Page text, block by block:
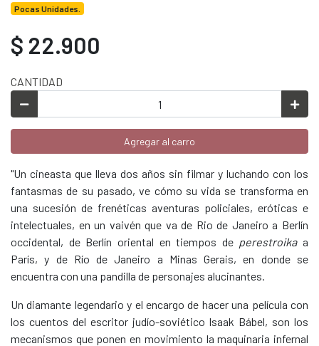
Pocas Unidades.
$ 22.900
CANTIDAD
Agregar al carro
"Un cineasta que lleva dos años sin filmar y luchando con los
fantasmas de su pasado, ve cómo su vida se transforma en
una sucesión de frenéticas aventuras policiales, eróticas e
intelectuales, en un vaivén que va de Rio de Janeiro a Berlín
occidental, de Berlín oriental en tiempos de perestroika a
París, y de Río de Janeiro a Minas Gerais, en donde se
encuentra con una pandilla de personajes alucinantes.
Un diamante legendario y el encargo de hacer una película con
los cuentos del escritor judío-soviético Isaak Bábel, son los
mecanismos que ponen en movimiento la maquinaria infernal